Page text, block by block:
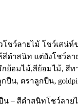
– สีดำสนิทโชว์ลาย